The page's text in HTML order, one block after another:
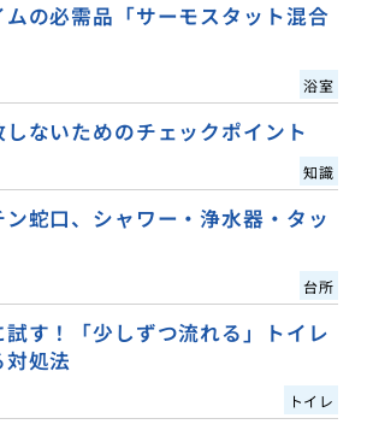
の必需品「サーモスタット混合
浴室
ないためのチェックポイント
知識
蛇口、シャワー・浄水器・タッ
台所
す！「少しずつ流れる」トイレ
処法
トイレ